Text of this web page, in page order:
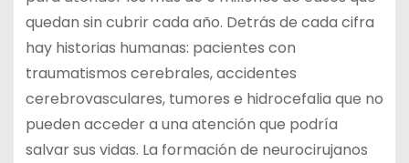
quedan sin cubrir cada año. Detrás de cada cifra
hay historias humanas: pacientes con
traumatismos cerebrales, accidentes
cerebrovasculares, tumores e hidrocefalia que no
pueden acceder a una atención que podría
salvar sus vidas. La formación de neurocirujanos